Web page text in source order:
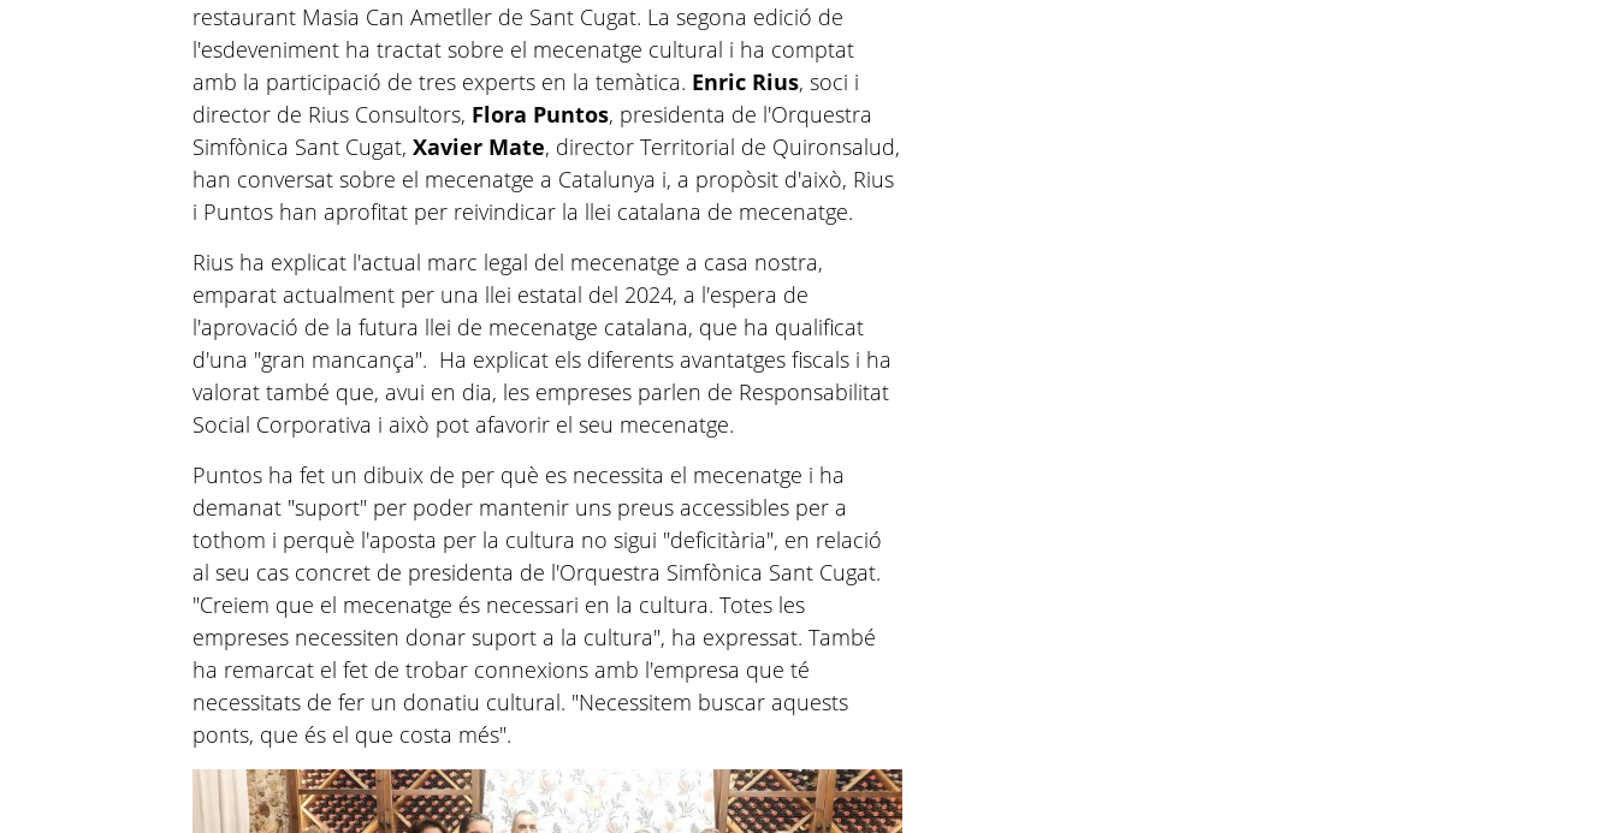
restaurant Masia Can Ametller de Sant Cugat. La segona edició de
l'esdeveniment ha tractat sobre el mecenatge cultural i ha comptat
amb la participació de tres experts en la temàtica. Enric Rius, soci i
director de Rius Consultors, Flora Puntos, presidenta de l'Orquestra
Simfònica Sant Cugat,Xavier Mate, director Territorial de Quironsalud,
han conversat sobre el mecenatge a Catalunya i, a propòsit d'això, Rius
i Puntos han aprofitat per reivindicar la llei catalana de mecenatge.
Rius ha explicat l'actual marc legal del mecenatge a casa nostra,
emparat actualment per una llei estatal del 2024, a l'espera de
l'aprovació de la futura llei de mecenatge catalana, que ha qualificat
d'una "gran mancança". Ha explicat els diferents avantatges fiscals i ha
valorat també que, avui en dia, les empreses parlen de Responsabilitat
Social Corporativa i això pot afavorir el seu mecenatge.
Puntos ha fet un dibuix de per què es necessita el mecenatge i ha
demanat "suport" per poder mantenir uns preus accessibles per a
tothom i perquè l'aposta per la cultura no sigui "deficitària", en relació
al seu cas concret de presidenta de l'Orquestra Simfònica Sant Cugat.
"Creiem que el mecenatge és necessari en la cultura. Totes les
empreses necessiten donar suport a la cultura", ha expressat. També
ha remarcat el fet de trobar connexions amb l'empresa que té
necessitats de fer un donatiu cultural. "Necessitem buscar aquests
ponts, que és el que costa més".